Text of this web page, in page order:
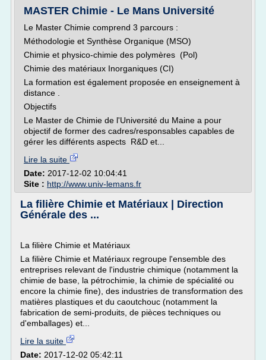
MASTER Chimie - Le Mans Université
Le Master Chimie comprend 3 parcours :
Méthodologie et Synthèse Organique (MSO)
Chimie et physico-chimie des polymères (Pol)
Chimie des matériaux Inorganiques (CI)
La formation est également proposée en enseignement à
distance .
Objectifs
Le Master de Chimie de l'Université du Maine a pour
objectif de former des cadres/responsables capables de
gérer les différents aspects R&D et...
Lire la suite
Date: 2017-12-02 10:04:41
Site : http://www.univ-lemans.fr
La filière Chimie et Matériaux | Direction
Générale des ...
La filière Chimie et Matériaux
La filière Chimie et Matériaux regroupe l'ensemble des
entreprises relevant de l'industrie chimique (notamment la
chimie de base, la pétrochimie, la chimie de spécialité ou
encore la chimie fine), des industries de transformation des
matières plastiques et du caoutchouc (notamment la
fabrication de semi-produits, de pièces techniques ou
d'emballages) et...
Lire la suite
Date: 2017-12-02 05:42:11